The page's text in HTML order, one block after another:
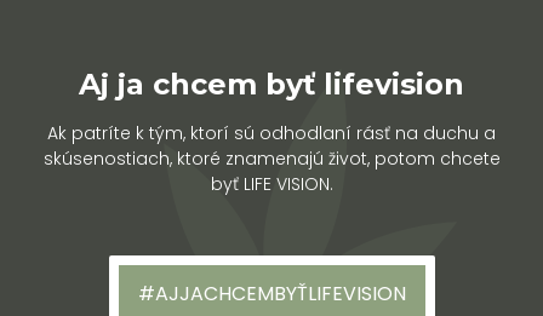
Aj ja chcem byť lifevision
Ak patríte k tým, ktorí sú odhodlaní rásť na duchu a
skúsenostiach, ktoré znamenajú život, potom chcete
byť LIFE VISION.
#AJJACHCEMBYŤLIFEVISION